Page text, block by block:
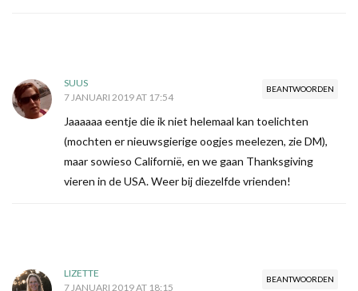
BEANTWOORDEN
SUUS
7 JANUARI 2019 AT 17:54
Jaaaaaa eentje die ik niet helemaal kan toelichten
(mochten er nieuwsgierige oogjes meelezen, zie DM),
maar sowieso Californië, en we gaan Thanksgiving
vieren in de USA. Weer bij diezelfde vrienden!
BEANTWOORDEN
LIZETTE
7 JANUARI 2019 AT 18:15